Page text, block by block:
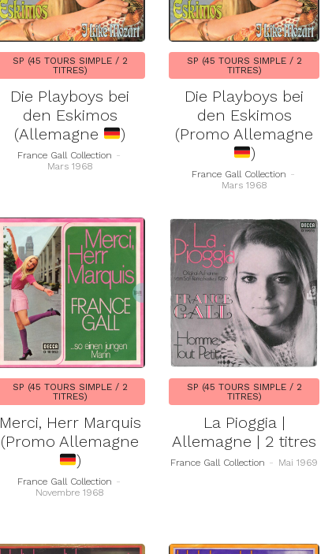
SP (45 TOURS SIMPLE / 2
TITRES)
Die Playboys bei
den Eskimos
(Allemagne
)
France Gall Collection -
Mars 1968
SP (45 TOURS SIMPLE / 2
TITRES)
Die Playboys bei
den Eskimos
(Promo Allemagne
)
France Gall Collection -
Mars 1968
SP (45 TOURS SIMPLE / 2
TITRES)
Merci, Herr Marquis
(Promo Allemagne
)
France Gall Collection -
Novembre 1968
SP (45 TOURS SIMPLE / 2
TITRES)
La Pioggia |
Allemagne | 2 titres
France Gall Collection - Mai 1969